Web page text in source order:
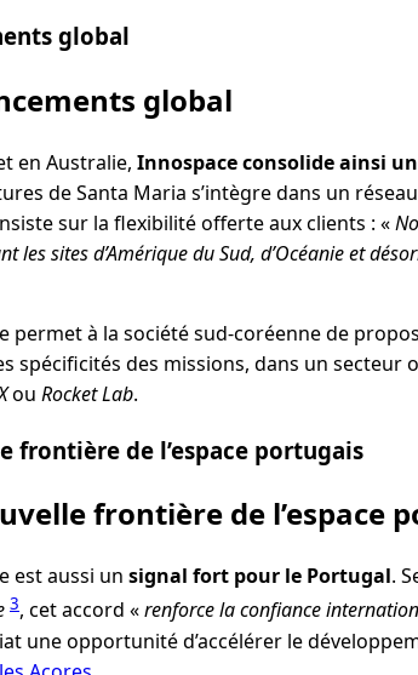
global
global
en Australie, Innospace consolide ainsi
de Santa Maria s’intègre dans un
sur la flexibilité offerte aux clients : «
sites d’Amérique du Sud, d’Océanie et
permet à la société sud-coréenne de
spécificités des missions, dans un secteur
ou Rocket Lab.
frontière de l’espace portugais
frontière de l’espace
est aussi un signal fort pour le Portugal.
3, cet accord «renforce la confiance
une opportunité d’accélérer le